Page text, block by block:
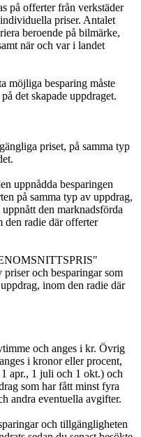
på offerter från verkstäder
priser. Antalet
beroende på bilmärke,
när och var i landet
möjliga besparing måste
det skapade uppdraget.
priset, på samma typ
uppnådda besparingen
på samma typ av uppdrag,
den marknadsförda
radie där offerter
priser och besparingar som
inom den radie där
och anges i kr. Övrig
i kronor eller procent,
apr., 1 juli och 1 okt.) och
som har fått minst fyra
andra eventuella avgifter.
och tillgängligheten